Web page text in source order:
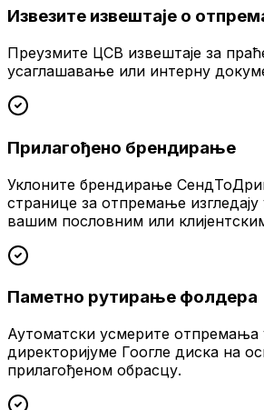
Извезите извештаје о
Преузмите ЦСВ извештаје за
усаглашавање или интерну
Прилагођено брендирање
Уклоните брендирање
странице за отпремање изгледају
вашим пословним или
Паметно рутирање фолдера
Аутоматски усмерите отпремања
директоријуме Гоогле диска на
прилагођеном обрасцу.